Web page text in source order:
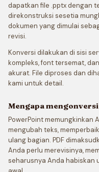
dapatkan file .pptx dengan
direkonstruksi sesetia
dokumen yang dimulai
revisi.
Konversi dilakukan di sisi
kompleks, font tersemat,
akurat. File diproses dan
kami untuk detail.
Mengapa
PowerPoint
mengubah teks,
ulang bagian. PDF
Anda perlu merevisinya,
seharusnya Anda habiskan